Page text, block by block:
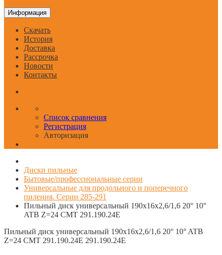
Информация
Скачать
История
Доставка
Рассрочка
Новости
Контакты
Список сравнения
Регистрация
Авторизация
Диски пильные
Бытовые/профессиональные серии
Универсальные для продольного и поперечного
пиления. Серии 285-291
Пильный диск универсальный 190x16x2,6/1,6 20° 10°
ATB Z=24 CMT 291.190.24E
Пильный диск универсальный 190x16x2,6/1,6 20° 10° ATB
Z=24 CMT 291.190.24E 291.190.24E